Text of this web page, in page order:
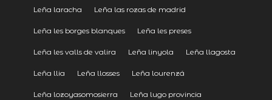
Leña laracha Leña las rozas de madrid
Leña les borges blanques Leña les preses
Leña les valls de valira Leña linyola Leña llagosta
Leña llia Leña llosses Leña lourenzá
Leña lozoyasomosierra Leña lugo provincia